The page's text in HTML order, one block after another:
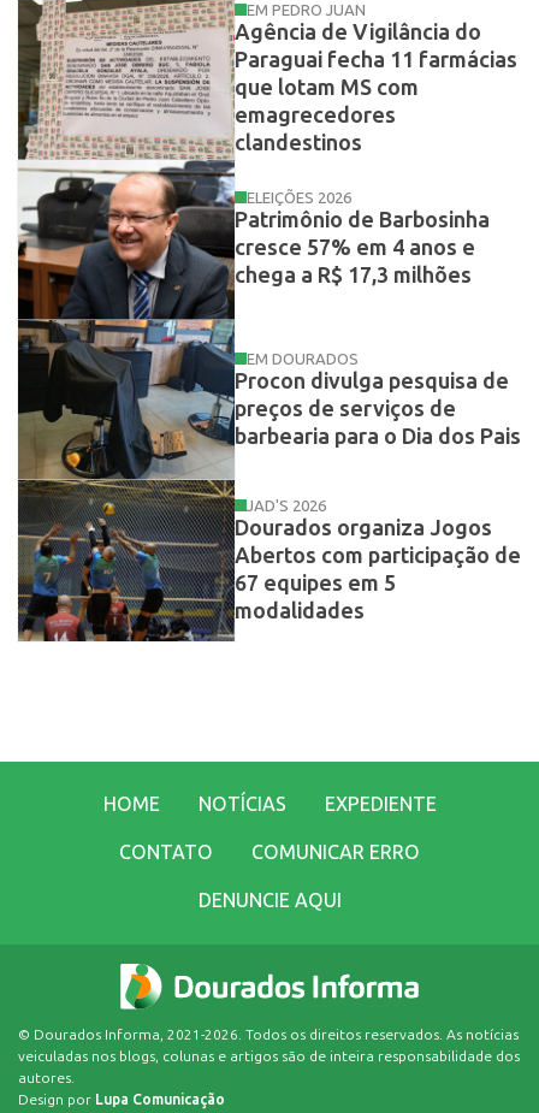
EM PEDRO JUAN
Agência de Vigilância do
Paraguai fecha 11 farmácias
que lotam MS com
emagrecedores
clandestinos
ELEIÇÕES 2026
Patrimônio de Barbosinha
cresce 57% em 4 anos e
chega a R$ 17,3 milhões
EM DOURADOS
Procon divulga pesquisa de
preços de serviços de
barbearia para o Dia dos Pais
JAD'S 2026
Dourados organiza Jogos
Abertos com participação de
67 equipes em 5
modalidades
HOME NOTÍCIAS EXPEDIENTE
CONTATO COMUNICAR ERRO
DENUNCIE AQUI
© Dourados Informa, 2021-2026. Todos os direitos reservados. As notícias
veiculadas nos blogs, colunas e artigos são de inteira responsabilidade dos
autores.
Design por Lupa Comunicação